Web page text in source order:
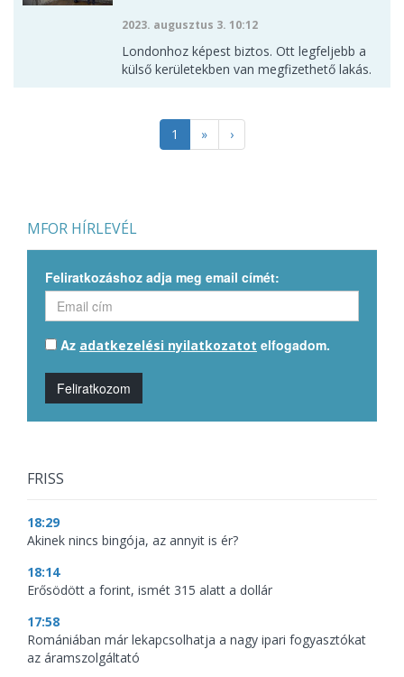
2023. augusztus 3. 10:12
Londonhoz képest biztos. Ott legfeljebb a
külső kerületekben van megfizethető lakás.
1 » ›
MFOR HÍRLEVÉL
Feliratkozáshoz adja meg email címét:
Az adatkezelési nyilatkozatot elfogadom.
Feliratkozom
FRISS
18:29
Akinek nincs bingója, az annyit is ér?
18:14
Erősödött a forint, ismét 315 alatt a dollár
17:58
Romániában már lekapcsolhatja a nagy ipari fogyasztókat
az áramszolgáltató